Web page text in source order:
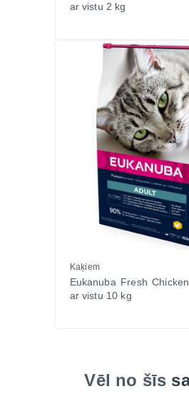
ar vistu 2 kg
Kaķiem
Eukanuba Fresh
ar vistu 10 kg
Vēl no šīs